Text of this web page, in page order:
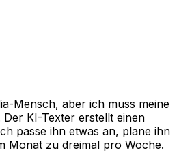
Mensch, aber ich muss meine
KI-Texter erstellt einen
passe ihn etwas an, plane ihn
Monat zu dreimal pro Woche.